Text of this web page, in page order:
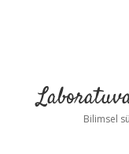
Bilimsel